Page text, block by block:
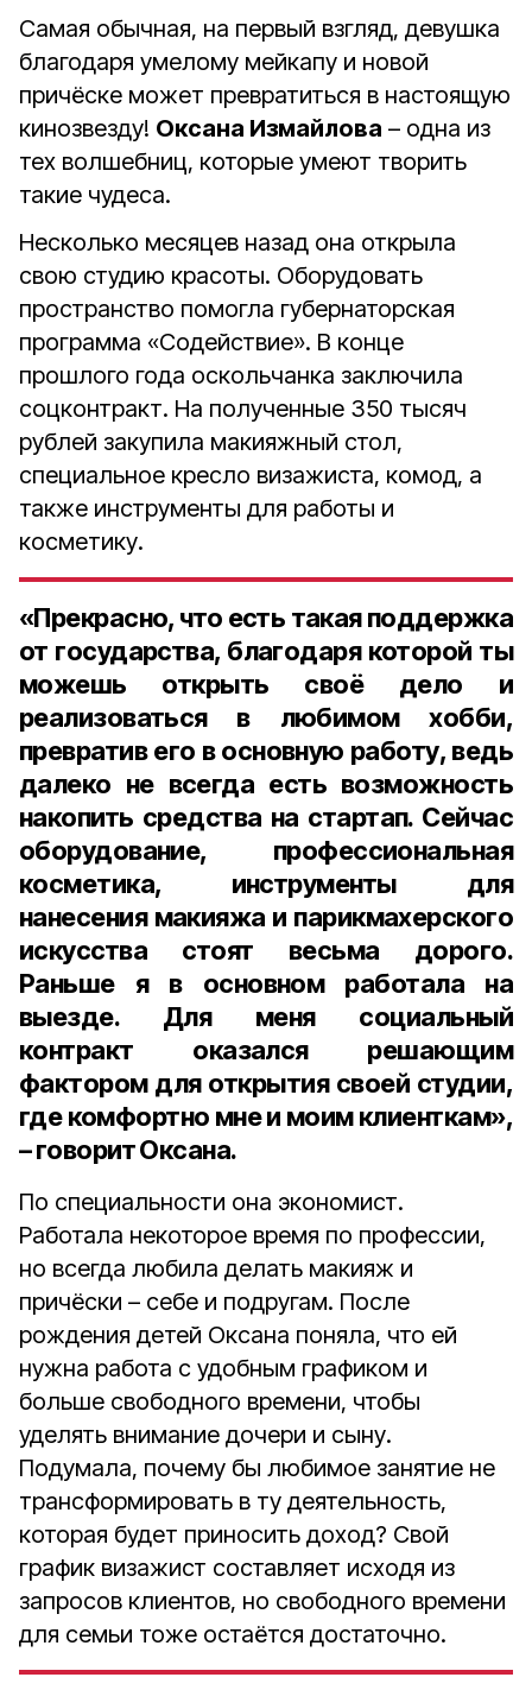
Самая обычная, на первый взгляд, девушка
благодаря умелому мейкапу и новой
причёске может превратиться в настоящую
кинозвезду! Оксана Измайлова – одна из
тех волшебниц, которые умеют творить
такие чудеса.
Несколько месяцев назад она открыла
свою студию красоты. Оборудовать
пространство помогла губернаторская
программа «Содействие». В конце
прошлого года оскольчанка заключила
соцконтракт. На полученные 350 тысяч
рублей закупила макияжный стол,
специальное кресло визажиста, комод, а
также инструменты для работы и
косметику.
«Прекрасно, что есть такая поддержка
от государства, благодаря которой ты
можешь открыть своё дело и
реализоваться в любимом хобби,
превратив его в основную работу, ведь
далеко не всегда есть возможность
накопить средства на стартап. Сейчас
оборудование, профессиональная
косметика, инструменты для
нанесения макияжа и парикмахерского
искусства стоят весьма дорого.
Раньше я в основном работала на
выезде. Для меня социальный
контракт оказался решающим
фактором для открытия своей студии,
где комфортно мне и моим клиенткам»,
– говорит Оксана.
По специальности она экономист.
Работала некоторое время по профессии,
но всегда любила делать макияж и
причёски – себе и подругам. После
рождения детей Оксана поняла, что ей
нужна работа с удобным графиком и
больше свободного времени, чтобы
уделять внимание дочери и сыну.
Подумала, почему бы любимое занятие не
трансформировать в ту деятельность,
которая будет приносить доход? Свой
график визажист составляет исходя из
запросов клиентов, но свободного времени
для семьи тоже остаётся достаточно.